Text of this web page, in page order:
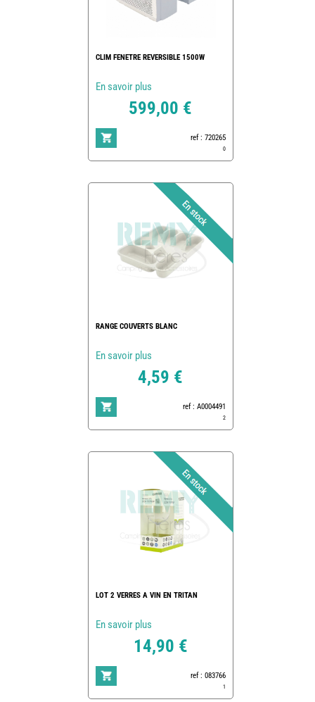
CLIM FENETRE REVERSIBLE 1500W
En savoir plus
599,00 €
ref : 720265
0
RANGE COUVERTS BLANC
En savoir plus
4,59 €
ref : A0004491
2
LOT 2 VERRES A VIN EN TRITAN
En savoir plus
14,90 €
ref : 083766
1